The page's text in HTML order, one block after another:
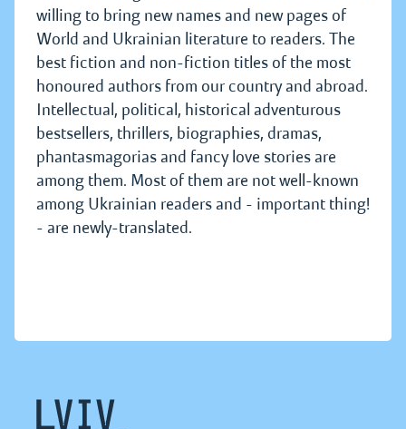
willing to bring new names and new pages of
World and Ukrainian literature to readers. The
best fiction and non-fiction titles of the most
honoured authors from our country and abroad.
Intellectual, political, historical adventurous
bestsellers, thrillers, biographies, dramas,
phantasmagorias and fancy love stories are
among them. Most of them are not well-known
among Ukrainian readers and - important thing!
- are newly-translated.